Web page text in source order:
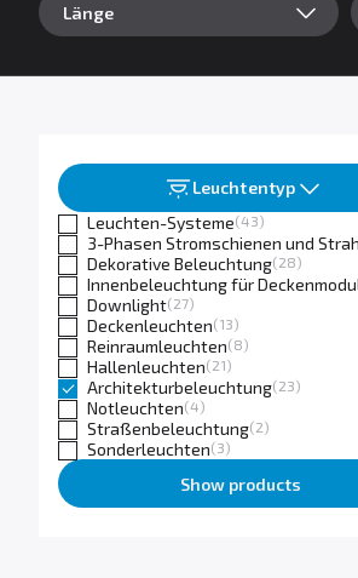
Länge
Leuchtentyp
Leuchten-Systeme(43)
3-Phasen Stromschienen und
Dekorative Beleuchtung(28)
Innenbeleuchtung für
Downlight(27)
Deckenleuchten(13)
Reinraumleuchten(8)
Hallenleuchten(21)
Architekturbeleuchtung(23)
Notleuchten(4)
Straßenbeleuchtung(2)
Sonderleuchten(3)
Show products